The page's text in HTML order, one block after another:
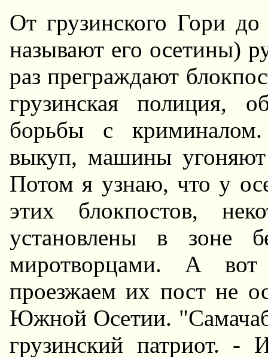
От грузинского Гори
называют его осетины)
раз преграждают
грузинская полиция,
борьбы с
выкуп, машины
Потом я узнаю, что у
этих блокпостов,
установлены в зоне
миротворцами. А
проезжаем их пост не
Южной Осетии.
грузинский патриот. -